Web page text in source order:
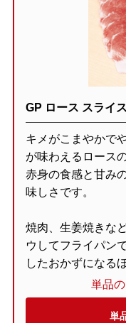
GP ロース スライ
キメがこまやかで
が味わえるロース
赤身の食感と甘み
味しさです。
焼肉、生姜焼きな
ウしてフライパン
したおかずになる
単品
単